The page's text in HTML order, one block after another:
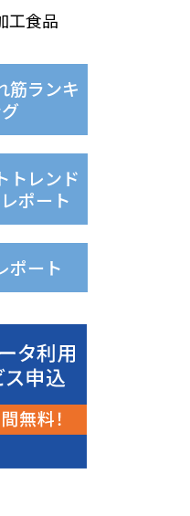
食品
筋ランキ
トレンド
ポート
ポート